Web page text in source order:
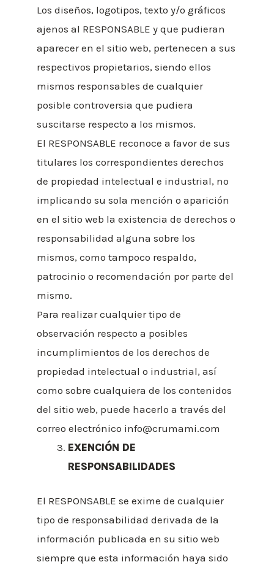
Los diseños, logotipos, texto y/o gráficos
ajenos al RESPONSABLE y que pudieran
aparecer en el sitio web, pertenecen a sus
respectivos propietarios, siendo ellos
mismos responsables de cualquier
posible controversia que pudiera
suscitarse respecto a los mismos.
El RESPONSABLE reconoce a favor de sus
titulares los correspondientes derechos
de propiedad intelectual e industrial, no
implicando su sola mención o aparición
en el sitio web la existencia de derechos o
responsabilidad alguna sobre los
mismos, como tampoco respaldo,
patrocinio o recomendación por parte del
mismo.
Para realizar cualquier tipo de
observación respecto a posibles
incumplimientos de los derechos de
propiedad intelectual o industrial, así
como sobre cualquiera de los contenidos
del sitio web, puede hacerlo a través del
correo electrónico info@crumami.com
EXENCIÓN DE
RESPONSABILIDADES
El RESPONSABLE se exime de cualquier
tipo de responsabilidad derivada de la
información publicada en su sitio web
siempre que esta información haya sido